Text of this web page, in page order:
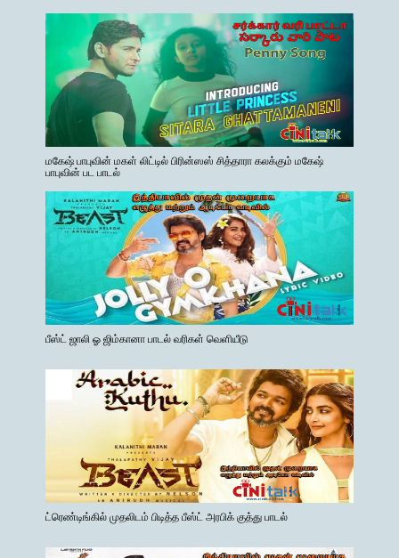
மகேஷ் பாபுவின் மகள் லிட்டில் பிரின்ஸஸ் சித்தாரா கலக்கும் மகேஷ்
பாபுவின் பட பாடல்
பீஸ்ட் ஜாலி ஓ ஜிம்கானா பாடல் வரிகள் வெளியீடு
ட்ரெண்டிங்கில் முதலிடம் பிடித்த பீஸ்ட் அரபிக் குத்து பாடல்